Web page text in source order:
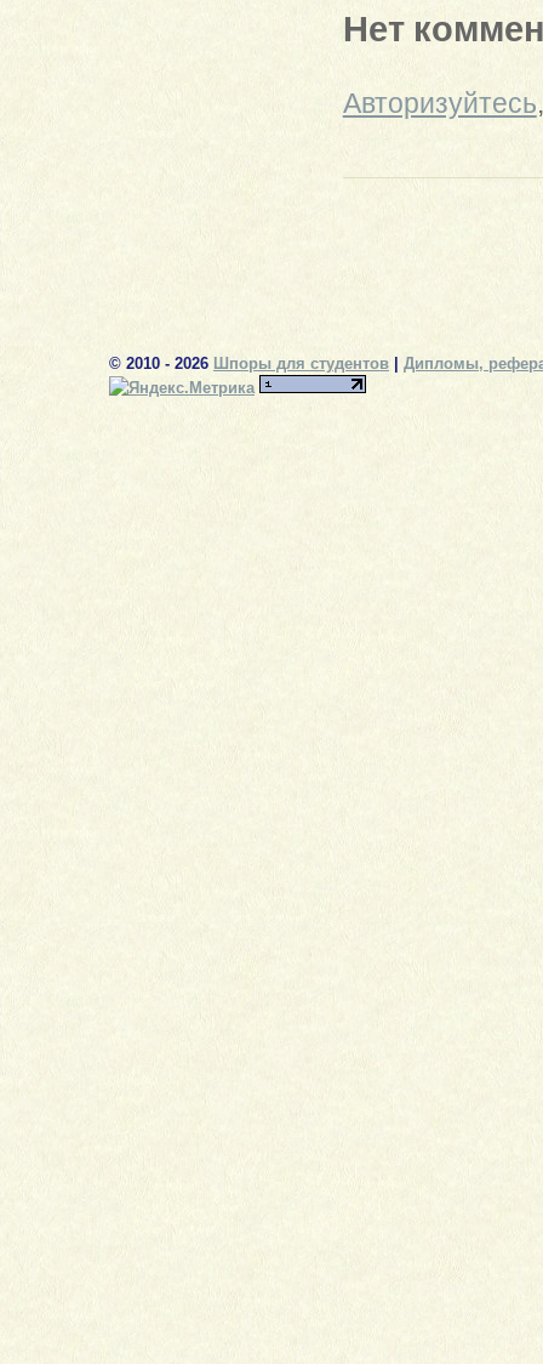
Нет
Авторизуйтесь
© 2010 - 2026 Шпоры для студентов Дипломы,